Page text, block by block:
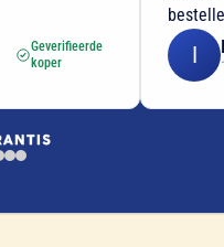
Geverifieerde
koper
I